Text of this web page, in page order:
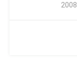
2008